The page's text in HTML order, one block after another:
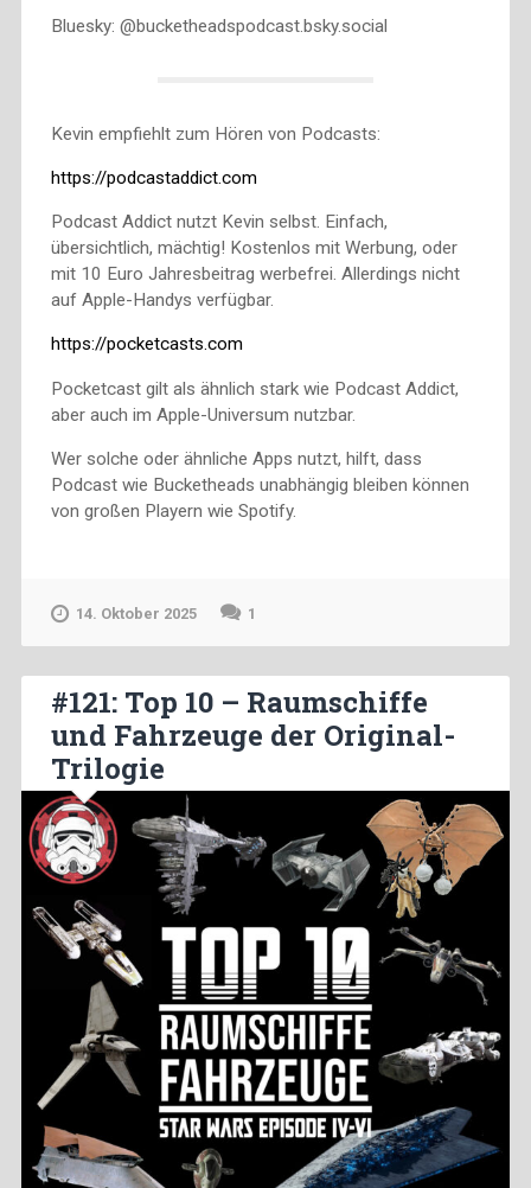
Bluesky: @bucketheadspodcast.bsky.social
Kevin empfiehlt zum Hören von Podcasts:
https://podcastaddict.com
Podcast Addict nutzt Kevin selbst. Einfach,
übersichtlich, mächtig! Kostenlos mit Werbung, oder
mit 10 Euro Jahresbeitrag werbefrei. Allerdings nicht
auf Apple-Handys verfügbar.
https://pocketcasts.com
Pocketcast gilt als ähnlich stark wie Podcast Addict,
aber auch im Apple-Universum nutzbar.
Wer solche oder ähnliche Apps nutzt, hilft, dass
Podcast wie Bucketheads unabhängig bleiben können
von großen Playern wie Spotify.
14. Oktober 2025 1
#121: Top 10 – Raumschiffe
und Fahrzeuge der Original-
Trilogie